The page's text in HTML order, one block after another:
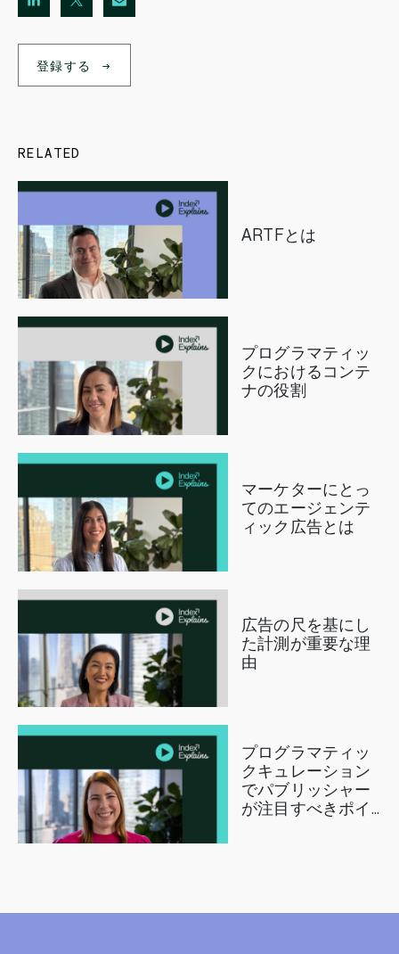
登録する
RELATED
ARTFとは
プログラマティッ
クにおけるコンテ
ナの役割
マーケターにとっ
てのエージェンテ
ィック広告とは
広告の尺を基にし
た計測が重要な理
由
プログラマティッ
クキュレーション
でパブリッシャー
が注目すべきポイ